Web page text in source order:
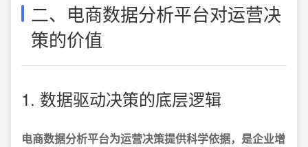
二、电商数据分析平台对运营决
策的价值
1. 数据驱动决策的底层逻辑
电商数据分析平台为运营决策提供科学依据，是企业增